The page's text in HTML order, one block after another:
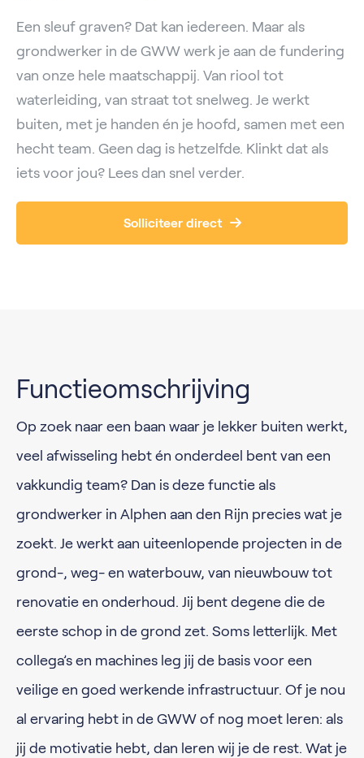
Een sleuf graven? Dat kan iedereen. Maar als
grondwerker in de GWW werk je aan de fundering
van onze hele maatschappij. Van riool tot
waterleiding, van straat tot snelweg. Je werkt
buiten, met je handen én je hoofd, samen met een
hecht team. Geen dag is hetzelfde. Klinkt dat als
iets voor jou? Lees dan snel verder.
Solliciteer direct
Functieomschrijving
Op zoek naar een baan waar je lekker buiten werkt,
veel afwisseling hebt én onderdeel bent van een
vakkundig team? Dan is deze functie als
grondwerker in Alphen aan den Rijn precies wat je
zoekt. Je werkt aan uiteenlopende projecten in de
grond-, weg- en waterbouw, van nieuwbouw tot
renovatie en onderhoud. Jij bent degene die de
eerste schop in de grond zet. Soms letterlijk. Met
collega’s en machines leg jij de basis voor een
veilige en goed werkende infrastructuur. Of je nou
al ervaring hebt in de GWW of nog moet leren: als
jij de motivatie hebt, dan leren wij je de rest. Wat je